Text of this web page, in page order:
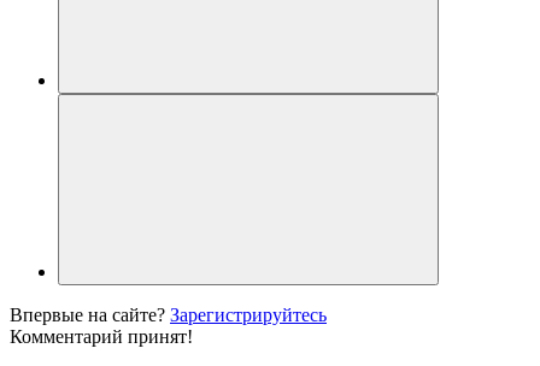
Впервые на сайте? Зарегистрируйтесь
Комментарий принят!